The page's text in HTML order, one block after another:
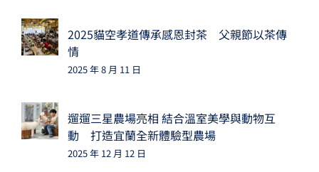
2025貓空孝道傳承感恩封茶 父親節以茶傳
情
2025 年 8 月 11 日
遛遛三星農場亮相 結合溫室美學與動物互
動 打造宜蘭全新體驗型農場
2025 年 12 月 12 日